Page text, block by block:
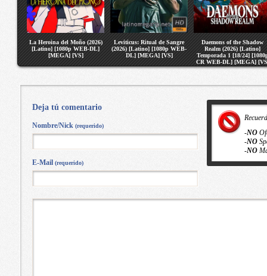
La Heroina del Moño (2026)
[Latino] [1080p WEB-DL]
[MEGA] [VS]
Leviticus: Ritual de Sangre
(2026) [Latino] [1080p WEB-
DL] [MEGA] [VS]
Daemons of the Shadow
Realm (2026) [Latino]
Temporada 1 [18/24]
CR WEB-DL] [MEGA]
-NO
-NO
-NO
Deja tú comentario
Nombre/Nick (requerido)
E-Mail (requerido)